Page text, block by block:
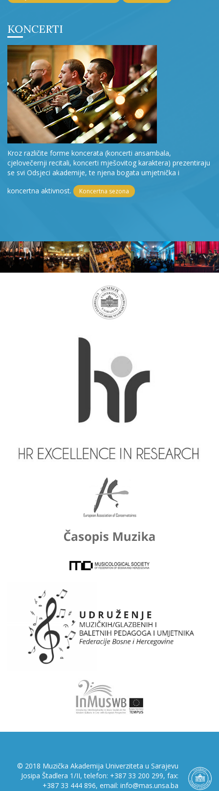
KONCERTI
Kroz različite forme koncerata (koncerti ansambala,
cjelovečernji recitali, koncerti mješovitog karaktera) prezentiraju
se svi Odsjeci akademije, te njena bogata umjetnička i
koncertna aktivnost.
Koncertna sezona
© 2018 Muzička Akademija Univerziteta u Sarajevu
Josipa Štadlera 1/II, telefon: +387 33 200 299, fax:
+387 33 444 896, email: info@mas.unsa.ba